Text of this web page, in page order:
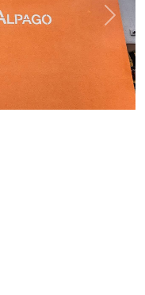
Next